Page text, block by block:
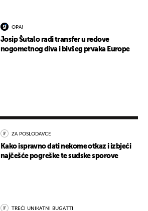
OPA!
Josip Šutalo radi transfer u redove
nogometnog diva i bivšeg prvaka Europe
ZA POSLODAVCE
Kako ispravno dati nekome otkaz i izbjeći
najčešće pogreške te sudske sporove
TREĆI UNIKATNI BUGATTI